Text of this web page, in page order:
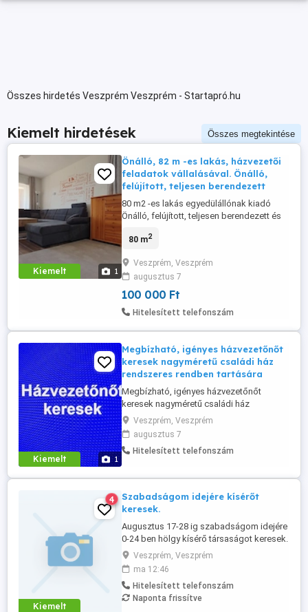
Összes hirdetés Veszprém Veszprém - Startapró.hu
Kiemelt hirdetések Összes megtekintése
Kiemelt 1
Önálló, 82 m -es lakás, házvezetői
feladatok vállalásával. Önálló,
felújított, teljesen berendezett
80 m2 -es lakás egyedülállónak kiadó
Önálló, felújított, teljesen berendezett és
kiadó. A lakrész két szobából, nappaliból,
egy 34 m -es terasz is tartozik hozzá.
Jelentkezésétt rövid bemutatkozással
várom.
80 m2
Veszprém, Veszprém
augusztus 7
100 000 Ft
Hitelesített telefonszám
Kiemelt 1
Megbízható, igényes házvezetőnőt
keresek nagyméretű családi ház
rendszeres rendben tartására
Megbízható, igényes házvezetőnőt
keresek nagyméretű családi ház
takarítására, rendszeres rendben
tartására. Lakhatás megoldható.
Jelentkezést önéletrajzzal vagy rövid,
bemutatkozással várok.
Veszprém, Veszprém
augusztus 7
Hitelesített telefonszám
Kiemelt
4
Szabadságom idejére kísérőt
keresek.
Augusztus 17-28 ig szabadságom idejére
0-24 ben hölgy kísérő társaságot keresek.
Veszprém, Veszprém
ma 12:46
Hitelesített telefonszám
Naponta frissítve